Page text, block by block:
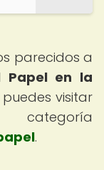
parecidos a
Papel en la
puedes visitar
.